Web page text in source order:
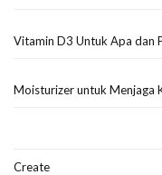
Vitamin D3 Untuk Apa dan
Moisturizer untuk Menjaga
Create